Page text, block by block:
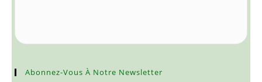
Abonnez-Vous À Notre Newsletter